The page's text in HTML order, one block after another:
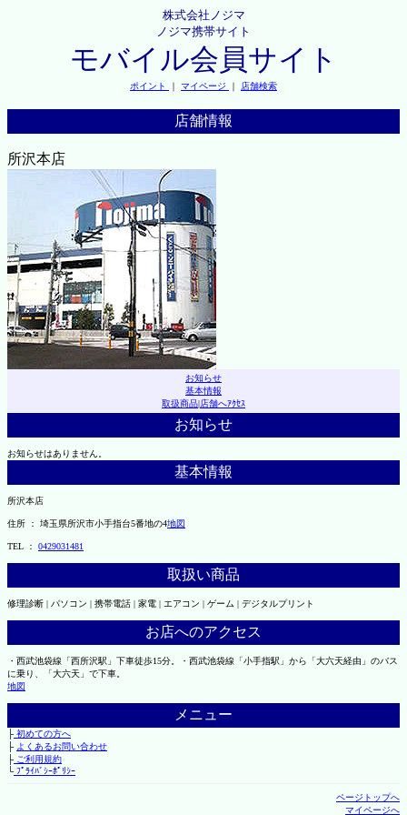
株式会社ノジマ
ノジマ携帯サイト
モバイル会員サイト
ポイント ｜ マイページ ｜ 店舗検索
店舗情報
所沢本店
お知らせ
基本情報
取扱商品|店舗へｱｸｾｽ
お知らせ
お知らせはありません。
基本情報
所沢本店
住所 ： 埼玉県所沢市小手指台5番地の4地図
TEL ： 0429031481
取扱い商品
修理診断 | パソコン | 携帯電話 | 家電 | エアコン | ゲーム | デジタルプリント
お店へのアクセス
・西武池袋線「西所沢駅」下車徒歩15分。・西武池袋線「小手指駅」から「大六天経由」のバス
に乗り、「大六天」で下車。
地図
メニュー
├初めての方へ
├ よくあるお問い合わせ
├ご利用規約
└ﾌﾟﾗｲﾊﾞｼｰﾎﾟﾘｼｰ
ページトップへ
マイページへ